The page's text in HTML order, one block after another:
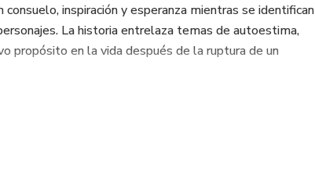
inspiración y esperanza mientras se identifican
La historia entrelaza temas de autoestima,
propósito en la vida después de la ruptura de un